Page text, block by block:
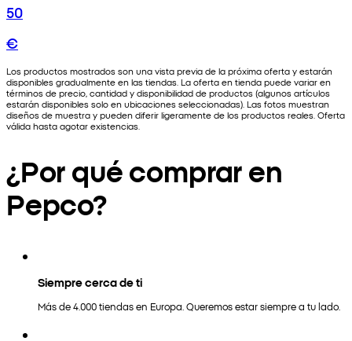
50
€
Los productos mostrados son una vista previa de la próxima oferta y estarán
disponibles gradualmente en las tiendas. La oferta en tienda puede variar en
términos de precio, cantidad y disponibilidad de productos (algunos artículos
estarán disponibles solo en ubicaciones seleccionadas). Las fotos muestran
diseños de muestra y pueden diferir ligeramente de los productos reales. Oferta
válida hasta agotar existencias.
¿Por qué comprar en
Pepco?
Siempre cerca de ti
Más de 4.000 tiendas en Europa. Queremos estar siempre a tu lado.